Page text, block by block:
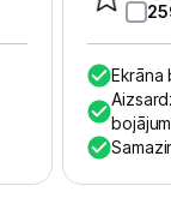
Ekrāna